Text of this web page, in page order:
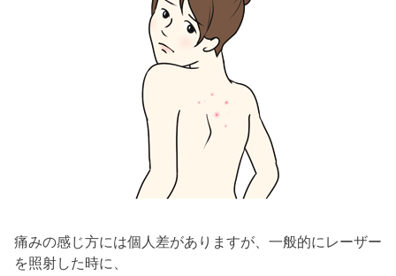
痛みの感じ方には個人差がありますが、一般的にレーザー
を照射した時に、